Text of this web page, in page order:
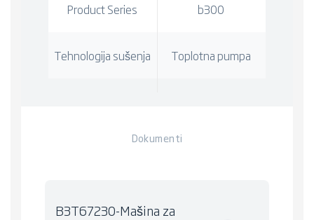
Product Series b300
Tehnologija sušenja Toplotna pumpa
Dokumenti
B3T67230-Mašina za